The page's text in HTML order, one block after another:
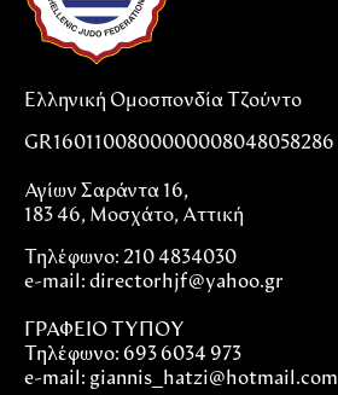
Ελληνική Ομοσπονδία Τζούντο
GR1601100800000008048058286
Αγίων Σαράντα 16,
183 46, Μοσχάτο, Αττική
Τηλέφωνο: 210 4834030
e-mail: directorhjf@yahoo.gr
ΓΡΑΦΕΙΟ ΤΥΠΟΥ
Τηλέφωνο: 693 6034 973
e-mail: giannis_hatzi@hotmail.com